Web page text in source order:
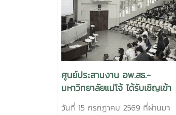
ศูนย์ประสานงาน อพ.สธ.-
มหาวิทยาลัยแม่โจ้ ได้รับเชิญเข้า
บรรยายและสาธิต การสำรวจและ
วันที่ 15 กรกฎาคม 2569 ที่ผ่านมา